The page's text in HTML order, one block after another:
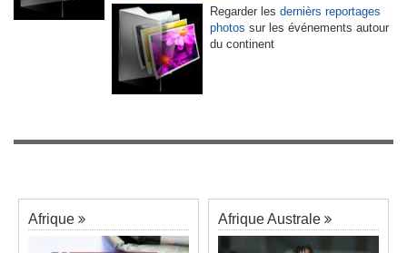
Regarder les dernièrs reportages
photos sur les événements autour
du continent
Afrique Afrique Australe